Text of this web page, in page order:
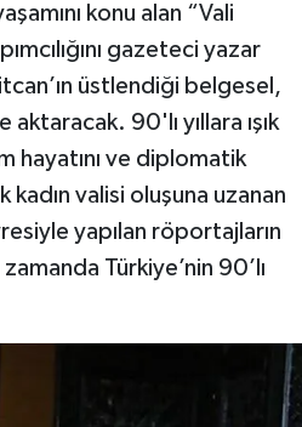
konu alan “Vali
gazeteci yazar
üstlendiği belgesel,
90'lı yıllara ışık
hayatını ve diplomatik
kadın valisi oluşuna uzanan
yapılan röportajların
Türkiye’nin 90’lı